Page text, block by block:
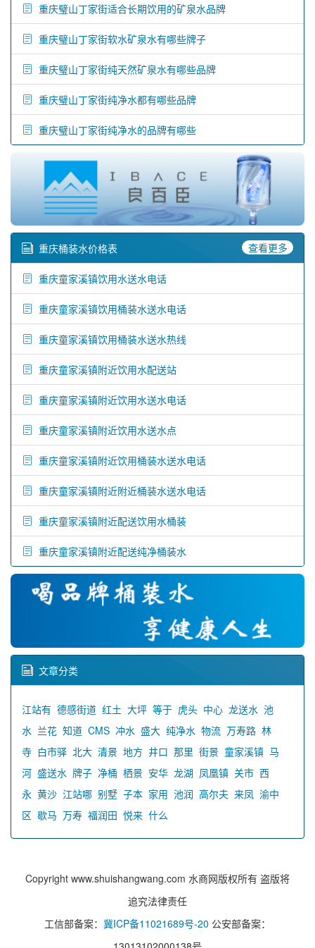
重庆璧山丁家街适合长期饮用的矿泉水品牌
重庆璧山丁家街软水矿泉水有哪些牌子
重庆璧山丁家街纯天然矿泉水有哪些品牌
重庆璧山丁家街纯净水都有哪些品牌
重庆璧山丁家街纯净水的品牌有哪些
重庆桶装水价格表 查看更多
重庆童家溪镇饮用水送水电话
重庆童家溪镇饮用桶装水送水电话
重庆童家溪镇饮用桶装水送水热线
重庆童家溪镇附近饮用水配送站
重庆童家溪镇附近饮用水送水电话
重庆童家溪镇附近饮用水送水点
重庆童家溪镇附近饮用桶装水送水电话
重庆童家溪镇附近附近桶装水送水电话
重庆童家溪镇附近配送饮用水桶装
重庆童家溪镇附近配送纯净桶装水
文章分类
江站有 德感街道 红土 大坪 等于 虎头 中心 龙送水 池
水 兰花 知道 CMS 冲水 盛大 纯净水 物流 万寿路 林
寺 白市驿 北大 清景 地方 井口 那里 街景 童家溪镇 马
河 盛送水 牌子 净桶 栖景 安华 龙湖 凤凰镇 关市 西
永 黄沙 江站哪 别墅 子本 家用 池润 高尔夫 来凤 渝中
区 歇马 万寿 福润田 悦来 什么
Copyright www.shuishangwang.com 水商网版权所有 盗版将
追究法律责任
工信部备案： 冀ICP备11021689号-20 公安部备案：